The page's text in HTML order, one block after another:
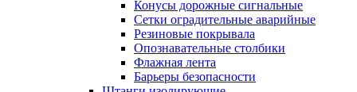
Конусы дорожные сигнальные
Сетки оградительные аварийные
Резиновые покрывала
Опознавательные столбики
Флажная лента
Барьеры безопасности